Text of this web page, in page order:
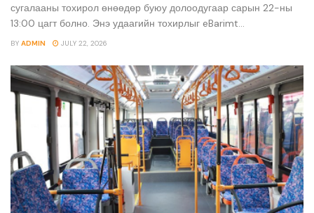
сугалааны тохирол өнөөдөр буюу долоодугаар сарын 22-ны
13:00 цагт болно. Энэ удаагийн тохирлыг eBarimt...
BY ADMIN JULY 22, 2026